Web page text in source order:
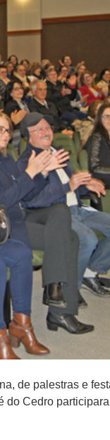
de palestras e
Cedro